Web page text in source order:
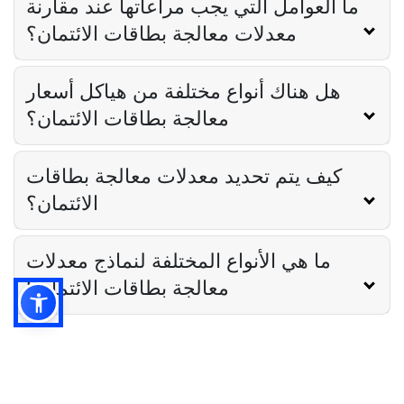
ما العوامل التي يجب مراعاتها عند مقارنة
معدلات معالجة بطاقات الائتمان؟
هل هناك أنواع مختلفة من هياكل أسعار
معالجة بطاقات الائتمان؟
كيف يتم تحديد معدلات معالجة بطاقات
الائتمان؟
ما هي الأنواع المختلفة لنماذج معدلات
معالجة بطاقات الائتمان؟